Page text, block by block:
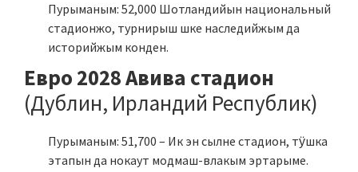
Пурыманым: 52,000 Шотландийын национальный
стадионжо, турнирыш шке наследийжым да
историйжым конден.
Евро 2028 Авива стадион
(Дублин, Ирландий Республик)
Пурыманым: 51,700 – Ик эн сылне стадион, тӱшка
этапын да нокаут модмаш-влакым эртарыме.